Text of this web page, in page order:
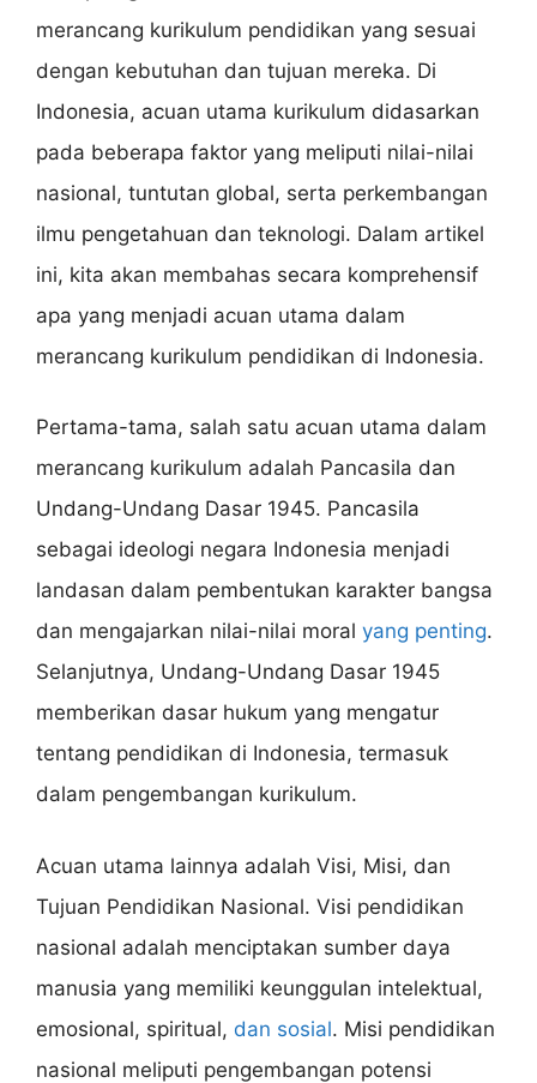
merancang kurikulum pendidikan yang sesuai
dengan kebutuhan dan tujuan mereka. Di
Indonesia, acuan utama kurikulum didasarkan
pada beberapa faktor yang meliputi nilai-nilai
nasional, tuntutan global, serta perkembangan
ilmu pengetahuan dan teknologi. Dalam artikel
ini, kita akan membahas secara komprehensif
apa yang menjadi acuan utama dalam
merancang kurikulum pendidikan di Indonesia.
Pertama-tama, salah satu acuan utama dalam
merancang kurikulum adalah Pancasila dan
Undang-Undang Dasar 1945. Pancasila
sebagai ideologi negara Indonesia menjadi
landasan dalam pembentukan karakter bangsa
dan mengajarkan nilai-nilai moral yang penting.
Selanjutnya, Undang-Undang Dasar 1945
memberikan dasar hukum yang mengatur
tentang pendidikan di Indonesia, termasuk
dalam pengembangan kurikulum.
Acuan utama lainnya adalah Visi, Misi, dan
Tujuan Pendidikan Nasional. Visi pendidikan
nasional adalah menciptakan sumber daya
manusia yang memiliki keunggulan intelektual,
emosional, spiritual, dan sosial. Misi pendidikan
nasional meliputi pengembangan potensi